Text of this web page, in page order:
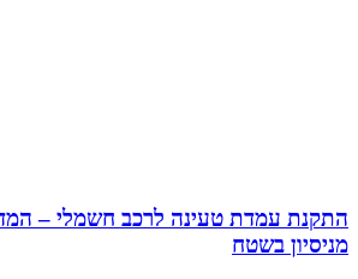
התקנת עמדת טעינה לרכב חשמלי –
מניסיון בשטח